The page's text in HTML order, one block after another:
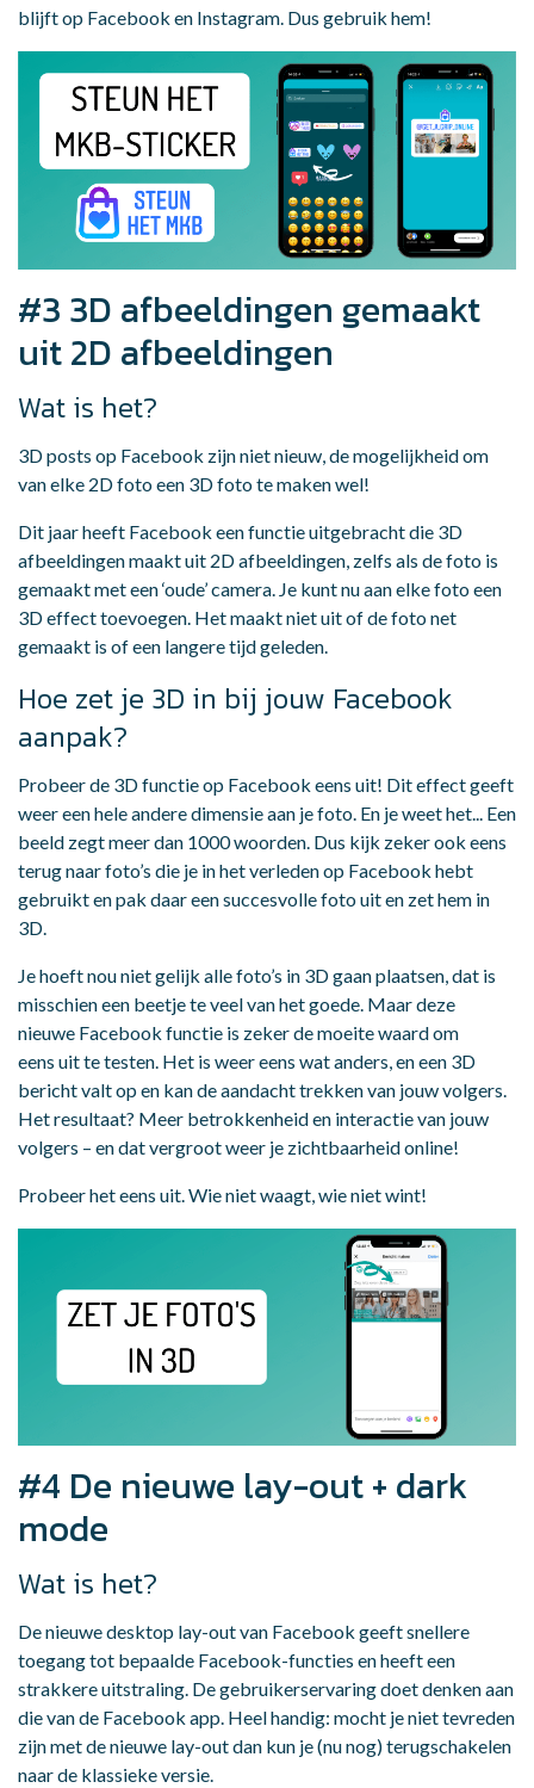
blijft op Facebook en Instagram. Dus gebruik hem!
#3 3D afbeeldingen gemaakt
uit 2D afbeeldingen
Wat is het?
3D posts op Facebook zijn niet nieuw, de mogelijkheid om
van elke 2D foto een 3D foto te maken wel!
Dit jaar heeft Facebook een functie uitgebracht die 3D
afbeeldingen maakt uit 2D afbeeldingen, zelfs als de foto is
gemaakt met een ‘oude’ camera. Je kunt nu aan elke foto een
3D effect toevoegen. Het maakt niet uit of de foto net
gemaakt is of een langere tijd geleden.
Hoe zet je 3D in bij jouw Facebook
aanpak?
Probeer de 3D functie op Facebook eens uit! Dit effect geeft
weer een hele andere dimensie aan je foto. En je weet het... Een
beeld zegt meer dan 1000 woorden. Dus kijk zeker ook eens
terug naar foto’s die je in het verleden op Facebook hebt
gebruikt en pak daar een succesvolle foto uit en zet hem in
3D.
Je hoeft nou niet gelijk alle foto’s in 3D gaan plaatsen, dat is
misschien een beetje te veel van het goede. Maar deze
nieuwe Facebook functie is zeker de moeite waard om
eens uit te testen. Het is weer eens wat anders, en een 3D
bericht valt op en kan de aandacht trekken van jouw volgers.
Het resultaat? Meer betrokkenheid en interactie van jouw
volgers – en dat vergroot weer je zichtbaarheid online!
Probeer het eens uit. Wie niet waagt, wie niet wint!
#4 De nieuwe lay-out + dark
mode
Wat is het?
De nieuwe desktop lay-out van Facebook geeft snellere
toegang tot bepaalde Facebook-functies en heeft een
strakkere uitstraling. De gebruikerservaring doet denken aan
die van de Facebook app. Heel handig: mocht je niet tevreden
zijn met de nieuwe lay-out dan kun je (nu nog) terugschakelen
naar de klassieke versie.